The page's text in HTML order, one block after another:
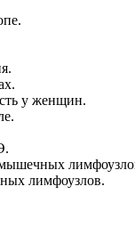
у женщин.
лимфоузлов.